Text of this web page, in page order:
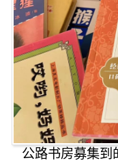
公路书房募集到